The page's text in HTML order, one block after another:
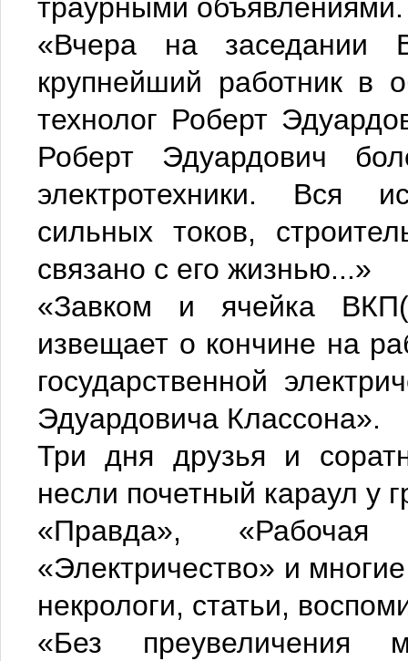
траурными объявлениями.
«Вчера на заседании
крупнейший работник в
технолог Роберт
Роберт Эдуардович
электротехники. Вся
сильных токов,
связано с его жизнью...»
«Завком и ячейка
извещает о кончине на
государственной
Эдуардовича Классона».
Три дня друзья и
несли почетный караул у
«Правда»,
«Электричество» и
некрологи, статьи,
«Без